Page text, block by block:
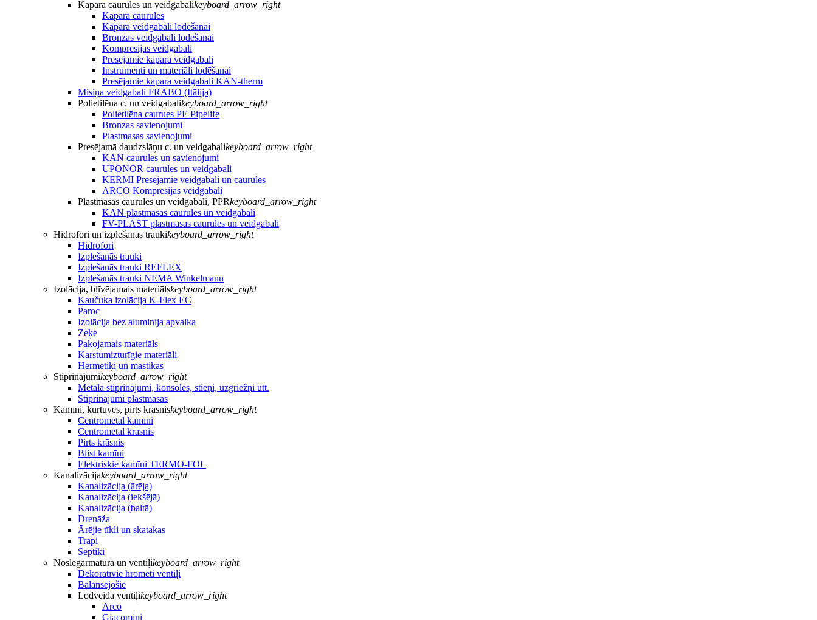
Kapara caurules un veidgabalikeyboard_arrow_right
Kapara caurules
Kapara veidgabali lodēšanai
Bronzas veidgabali lodēšanai
Kompresijas veidgabali
Presējamie kapara veidgabali
Instrumenti un materiāli lodēšanai
Presējamie kapara veidgabali KAN-therm
Misiņa veidgabali FRABO (Itālija)
Polietilēna c. un veidgabalikeyboard_arrow_right
Polietilēna caurues PE Pipelife
Bronzas savienojumi
Plastmasas savienojumi
Presējamā daudzslāņu c. un veidgabalikeyboard_arrow_right
KAN caurules un savienojumi
UPONOR caurules un veidgabali
KERMI Presējamie veidgabali un caurules
ARCO Kompresijas veidgabali
Plastmasas caurules un veidgabali, PPRkeyboard_arrow_right
KAN plastmasas caurules un veidgabali
FV-PLAST plastmasas caurules un veidgabali
Hidrofori un izplešanās traukikeyboard_arrow_right
Hidrofori
Izplešanās trauki
Izplešanās trauki REFLEX
Izplešanās trauki NEMA Winkelmann
Izolācija, blīvējamais materiālskeyboard_arrow_right
Kaučuka izolācija K-Flex EC
Paroc
Izolācija bez aluminija apvalka
Zeķe
Pakojamais materiāls
Karstumizturīgie materiāli
Hermētiķi un mastikas
Stiprinājumikeyboard_arrow_right
Metāla stiprinājumi, konsoles, stieņi, uzgriežņi utt.
Stiprinājumi plastmasas
Kamīni, kurtuves, pirts krāsniskeyboard_arrow_right
Centrometal kamīni
Centrometal krāsnis
Pirts krāsnis
Blist kamīni
Elektriskie kamīni TERMO-FOL
Kanalizācijakeyboard_arrow_right
Kanalizācija (ārēja)
Kanalizācija (iekšējā)
Kanalizācija (baltā)
Drenāža
Ārējie tīkli un skatakas
Trapi
Septiķi
Noslēgarmatūra un ventiļikeyboard_arrow_right
Dekoratīvie hromēti ventiļi
Balansējošie
Lodveida ventiļikeyboard_arrow_right
Arco
Giacomini